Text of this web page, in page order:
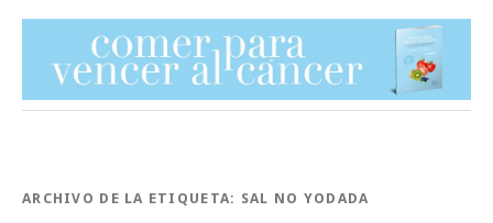
ARCHIVO DE LA ETIQUETA: SAL NO YODADA